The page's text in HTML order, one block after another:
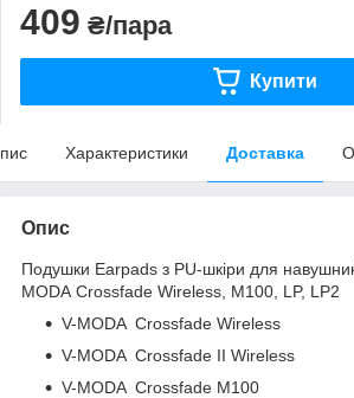
409 ₴/пара
Купити
Характеристики Доставка
Опис
Подушки Earpads з PU-шкіри для
MODA Crossfade Wireless, M100, LP, LP2
V-MODA Crossfade Wireless
V-MODA Crossfade II Wireless
V-MODA Crossfade M100